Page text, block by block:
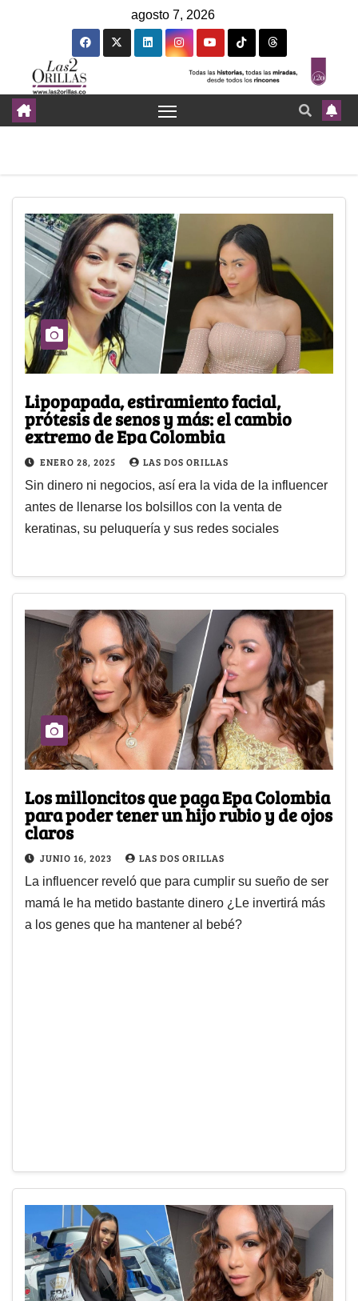
agosto 7, 2026
Lipopapada, estiramiento facial,
prótesis de senos y más: el cambio
extremo de Epa Colombia
ENERO 28, 2025 LAS DOS ORILLAS
Sin dinero ni negocios, así era la vida de la influencer
antes de llenarse los bolsillos con la venta de
keratinas, su peluquería y sus redes sociales
Los milloncitos que paga Epa Colombia
para poder tener un hijo rubio y de ojos
claros
JUNIO 16, 2023 LAS DOS ORILLAS
La influencer reveló que para cumplir su sueño de ser
mamá le ha metido bastante dinero ¿Le invertirá más
a los genes que ha mantener al bebé?